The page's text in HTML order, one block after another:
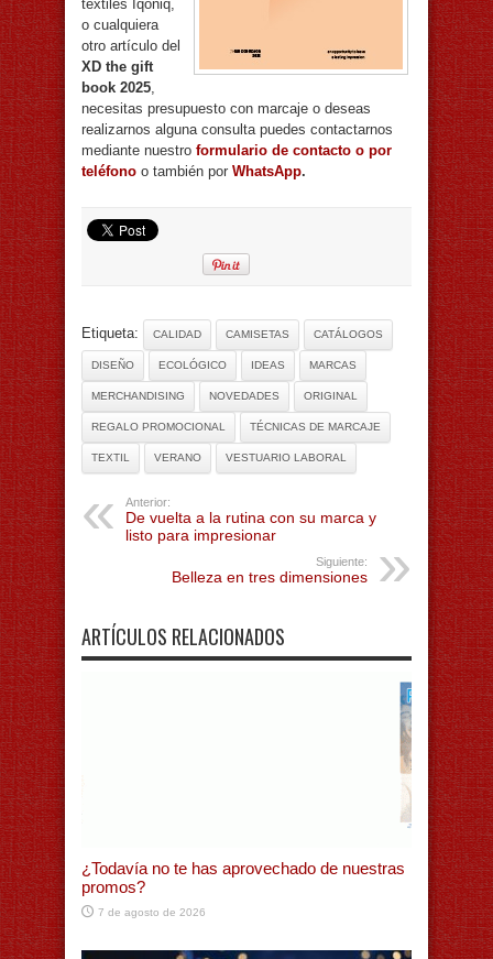
textiles Iqoniq,
o cualquiera
otro artículo del
XD the gift
book 2025
necesitas presupuesto con marcaje o deseas
realizarnos alguna consulta puedes contactarnos
mediante nuestro formulario de contacto o por
teléfono o también por WhatsApp.
Etiqueta: CALIDAD CAMISETAS CATÁLOGOS
DISEÑO ECOLÓGICO IDEAS MARCAS
MERCHANDISING NOVEDADES ORIGINAL
REGALO PROMOCIONAL TÉCNICAS DE MARCAJE
TEXTIL VERANO VESTUARIO LABORAL
Anterior:
De vuelta a la rutina con su marca y
listo para impresionar
Siguiente:
Belleza en tres dimensiones
ARTÍCULOS RELACIONADOS
¿Todavía no te has aprovechado de nuestras
promos?
7 de agosto de 2026